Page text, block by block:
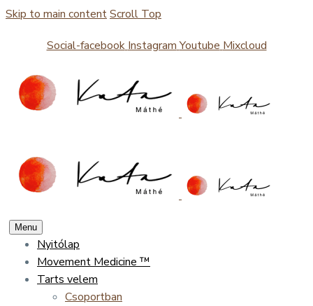
Skip to main contentScroll Top
Social-facebook Instagram Youtube Mixcloud
Menu
Nyitólap
Movement Medicine ™
Tarts velem
Csoportban